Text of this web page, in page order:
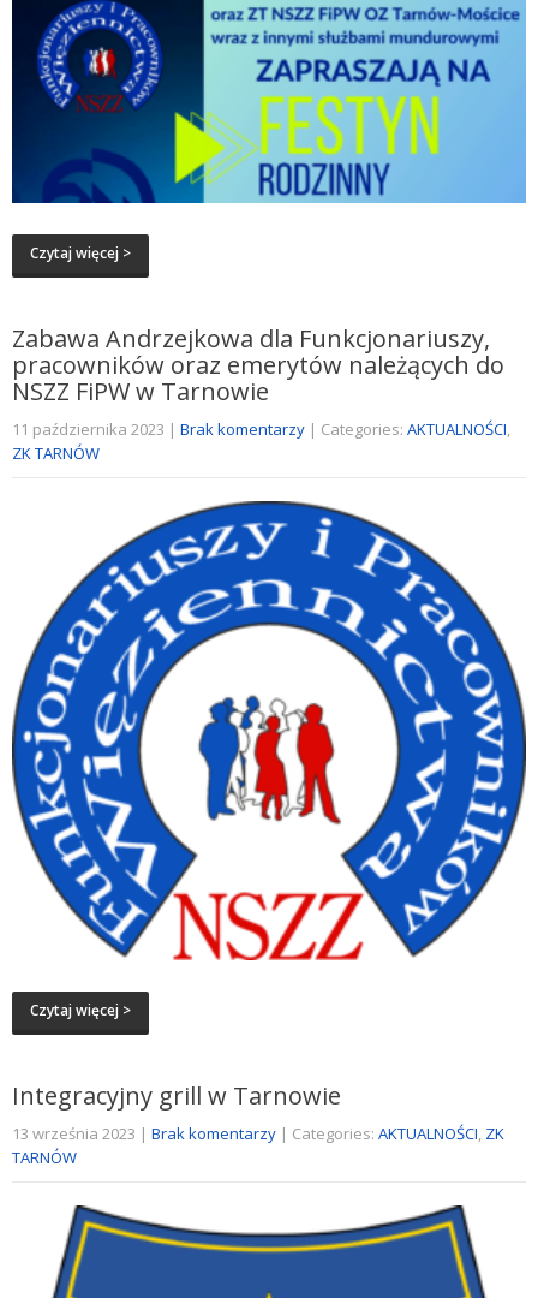
Czytaj więcej >
Zabawa Andrzejkowa dla Funkcjonariuszy,
pracowników oraz emerytów należących do
NSZZ FiPW w Tarnowie
11 października 2023 | Brak komentarzy | Categories: AKTUALNOŚCI,
ZK TARNÓW
Czytaj więcej >
Integracyjny grill w Tarnowie
13 września 2023 | Brak komentarzy | Categories: AKTUALNOŚCI, ZK
TARNÓW